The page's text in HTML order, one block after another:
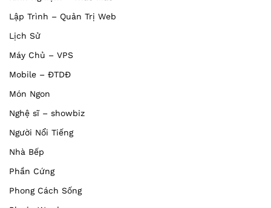
Lập Trình – Quản Trị Web
Lịch Sử
Máy Chủ – VPS
Mobile – ĐTDĐ
Món Ngon
Nghệ sĩ – showbiz
Người Nổi Tiếng
Nhà Bếp
Phần Cứng
Phong Cách Sống